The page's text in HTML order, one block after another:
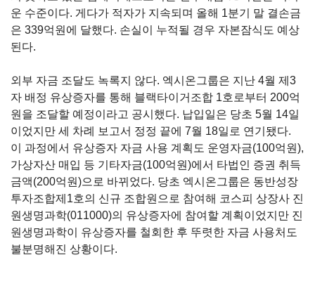
운 수준이다. 게다가 적자가 지속되며 올해 1분기 말 결손금
은 339억원에 달했다. 손실이 누적될 경우 자본잠식도 예상
된다.
외부 자금 조달도 녹록지 않다. 엑시온그룹은 지난 4월 제 3
자 배정 유상증자를 통해 블랙타이거조합 1호로부터 200억
원을 조달할 예정이라고 공시했다. 납입일은 당초 5월 14일
이었지만 세 차례 보고서 정정 끝에 7월 18일로 연기됐다.
이 과정에서 유상증자 자금 사용 계획도 운영자금(100억원),
가상자산 매입 등 기타자금(100억원)에서 타법인 증권 취득
금액(200억원)으로 바뀌었다. 당초 엑시온그룹은 동반성장
투자조합제1호의 신규 조합원으로 참여해 코스피 상장사 진
원생명과학(011000)의 유상증자에 참여할 계획이었지만 진
원생명과학이 유상증자를 철회한 후 뚜렷한 자금 사용처도
불분명해진 상황이다.